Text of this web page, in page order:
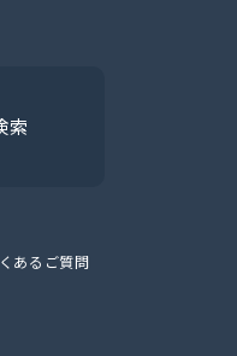
索
あるご質問